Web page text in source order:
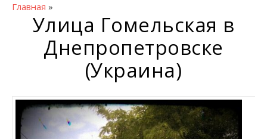
Главная »
Улица Гомельская в
Днепропетровске
(Украина)